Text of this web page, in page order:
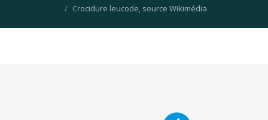
Crocidure leucode, source Wikimédia